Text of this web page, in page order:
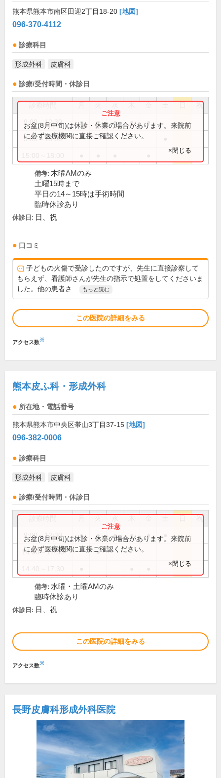
熊本県熊本市南区田迎2丁目18-20 [地図]
096-370-4112
診療科目
形成外科 皮膚科
診療/受付時間・休診日
祝
9:00～12:30 ● ● ● ● ●
9:00～15:00
お盆(8月中旬)は休診・休業の場合があります。来院前
に必ず医療機関に直接ご確認ください。
×閉じる
備考: 木曜AMのみ
土曜15時まで
平日の14～15時は手術時間
臨時休診あり
休診日: 日、祝
口コミ
子どもの火傷で受診したのですが、先生に直接診察して
もらえず、看護師さんが先生の指示で処置をしてくださいま
した。他の患者さ...
もっと読む
この医院の詳細をみる
アクセス数※
熊本皮ふ科・形成外科
所在地・電話番号
熊本県熊本市中央区帯山3丁目37-15 [地図]
096-382-0006
診療科目
形成外科 皮膚科
診療/受付時間・休診日
祝
9:00～12:30 ● ● ● ● ●
14:30～17:30 ●
お盆(8月中旬)は休診・休業の場合があります。来院前
に必ず医療機関に直接ご確認ください。
×閉じる
備考: 水曜・土曜AMのみ
臨時休診あり
休診日: 日、祝
この医院の詳細をみる
アクセス数※
長野皮膚科形成外科医院